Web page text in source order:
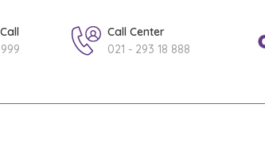
Call Center
021 - 293 18 888